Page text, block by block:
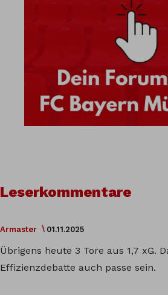
Leserkommentare
Armaster 01.11.2025
Übrigens heute 3 Tore aus 1,7 xG.
Effizienzdebatte auch passe sein.